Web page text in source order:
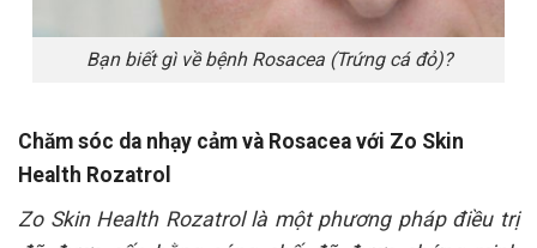
Bạn biết gì về bệnh Rosacea (Trứng cá đỏ)?
Chăm sóc da nhạy cảm và Rosacea với Zo Skin
Health Rozatrol
Zo Skin Health Rozatrol là một phương pháp điều trị